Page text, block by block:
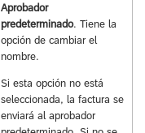
Aprobador
predeterminado. Tiene la
opción de cambiar el
nombre.
Si esta opción no está
seleccionada, la factura se
enviará al aprobador